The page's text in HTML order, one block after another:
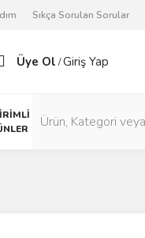
Sıkça Sorulan Sorular
Üye Ol /Giriş Yap